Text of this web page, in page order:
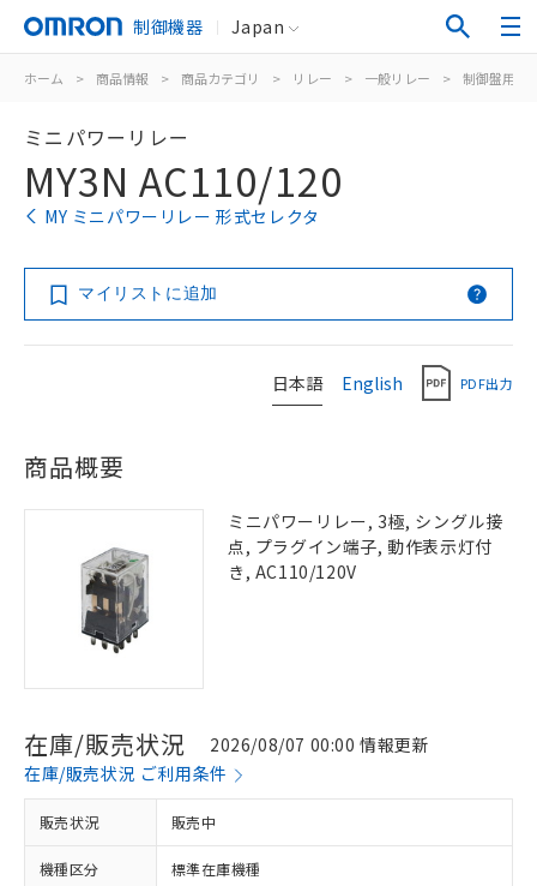
制御機器 Japan
ホーム > 商品情報 > 商品カテゴリ > リレー > 一般リレー > 制御盤用
ミニパワーリレー
MY3N AC110/120
MY ミニパワーリレー 形式セレクタ
マイリストに追加
日本語 English PDF出力
商品概要
ミニパワーリレー, 3極, シングル接
点, プラグイン端子, 動作表示灯付
き, AC110/120V
在庫/販売状況
2026/08/07 00:00 情報更新
在庫/販売状況 ご利用条件
販売状況 販売中
機種区分 標準在庫機種